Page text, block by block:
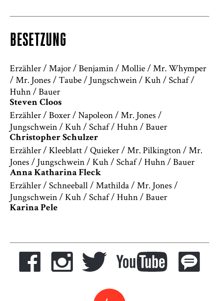
BESETZUNG
Erzähler / Major / Benjamin / Mollie / Mr. Whymper
/ Mr. Jones / Taube / Jungschwein / Kuh / Schaf /
Huhn / Bauer
Steven Cloos
Erzähler / Boxer / Napoleon / Mr. Jones /
Jungschwein / Kuh / Schaf / Huhn / Bauer
Christopher Schulzer
Erzähler / Kleeblatt / Quieker / Mr. Pilkington / Mr.
Jones / Jungschwein / Kuh / Schaf / Huhn / Bauer
Anna Katharina Fleck
Erzähler / Schneeball / Mathilda / Mr. Jones /
Jungschwein / Kuh / Schaf / Huhn / Bauer
Karina Pele